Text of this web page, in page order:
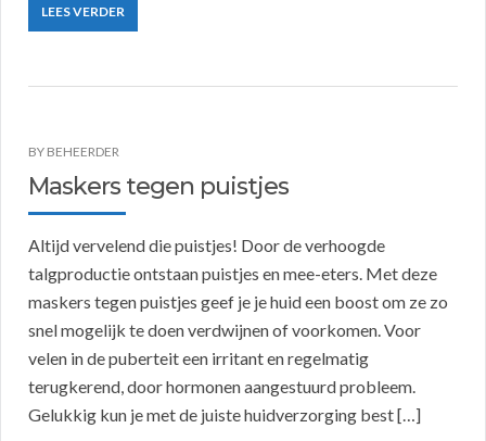
LEES VERDER
BY BEHEERDER
Maskers tegen puistjes
Altijd vervelend die puistjes! Door de verhoogde
talgproductie ontstaan puistjes en mee-eters. Met deze
maskers tegen puistjes geef je je huid een boost om ze zo
snel mogelijk te doen verdwijnen of voorkomen. Voor
velen in de puberteit een irritant en regelmatig
terugkerend, door hormonen aangestuurd probleem.
Gelukkig kun je met de juiste huidverzorging best […]